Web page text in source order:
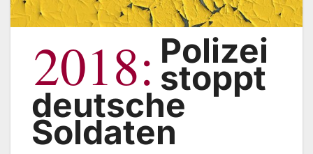
2018: Polizei
stoppt
deutsche
Soldaten